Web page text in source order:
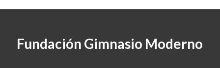
Fundación Gimnasio Moderno